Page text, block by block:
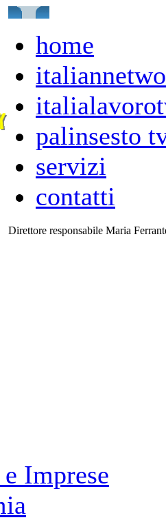
home
palinsesto
servizi
contatti
Direttore responsabile Maria
Imprese